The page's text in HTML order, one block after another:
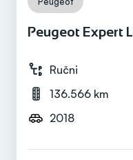
115 ks
Ručni
Peugeot Expert
Ručni
136.566 km
2018